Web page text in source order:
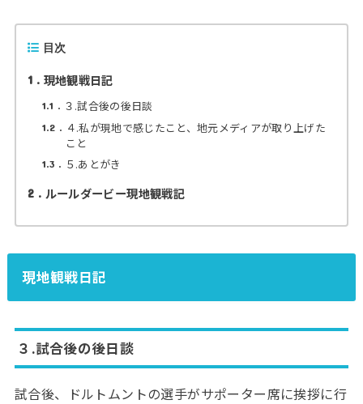
目次
1 現地観戦日記
1.1 ３.試合後の後日談
1.2
４.私が現地で感じたこと、地元メディアが取り上げた
こと
1.3 ５.あとがき
2 ルールダービー現地観戦記
現地観戦日記
３.試合後の後日談
試合後、ドルトムントの選手がサポーター席に挨拶に行